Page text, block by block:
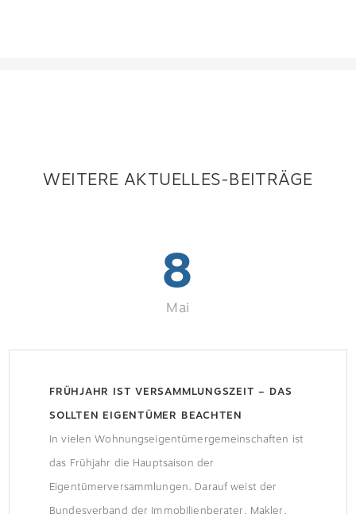
WEITERE AKTUELLES-BEITRÄGE
8
Mai
FRÜHJAHR IST VERSAMMLUNGSZEIT – DAS
SOLLTEN EIGENTÜMER BEACHTEN
In vielen Wohnungseigentümergemeinschaften ist
das Frühjahr die Hauptsaison der
Eigentümerversammlungen. Darauf weist der
Bundesverband der Immobilienberater, Makler,